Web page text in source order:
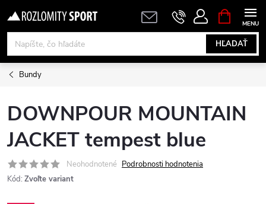
na
obsah
HĽADAŤ
KOŠÍK
Bundy
DOWNPOUR MOUNTAIN
JACKET tempest blue
Neohodnotené Podrobnosti hodnotenia
Kód: Zvoľte variant